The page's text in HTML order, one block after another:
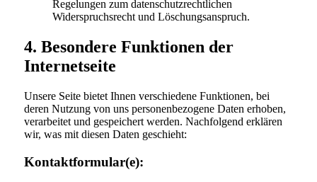
Regelungen zum datenschutzrechtlichen
Widerspruchsrecht und Löschungsanspruch.
4. Besondere Funktionen der
Internetseite
Unsere Seite bietet Ihnen verschiedene Funktionen, bei
deren Nutzung von uns personenbezogene Daten erhoben,
verarbeitet und gespeichert werden. Nachfolgend erklären
wir, was mit diesen Daten geschieht:
Kontaktformular(e):